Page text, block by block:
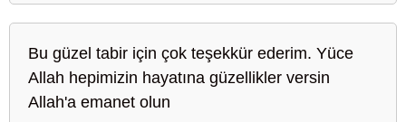
Bu güzel tabir için çok teşekkür ederim. Yüce
Allah hepimizin hayatına güzellikler versin
Allah'a emanet olun